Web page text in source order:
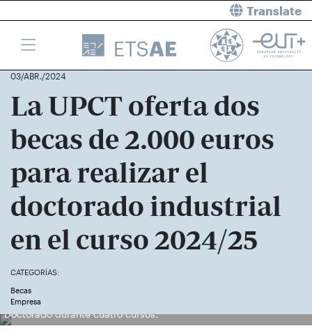
Translate
03/ABR./2024
La UPCT oferta dos
becas de 2.000 euros
para realizar el
doctorado industrial
en el curso 2024/25
CATEGORÍAS:
Becas
Empresa
Los aspirantes podrán contra con ayudas para impulsar su
Doctorado durante cuatro cursos.